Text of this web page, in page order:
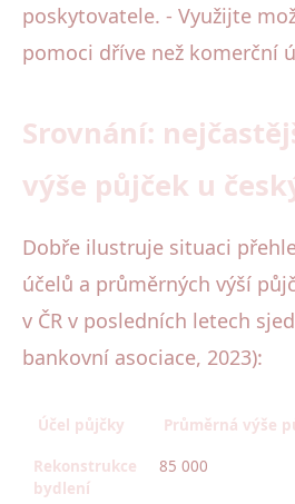
poskytovatele. - Využijte
pomoci dříve než komerční
Srovnání:
výše půjček u
Dobře ilustruje situaci
účelů a průměrných výší
v ČR v posledních letech
bankovní asociace, 2023):
Účel půjčky Průměrná výše
Rekonstrukce
bydlení
85 000